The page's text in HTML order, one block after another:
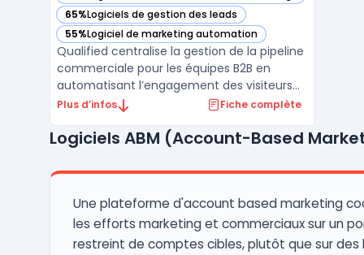
65%Logiciels de gestion des leads
— voir Qualified dans cette catégorie
55%Logiciel de marketing automation
— voir Qualified dans cette catégorie
Qualified centralise la gestion de la pipeline
commerciale pour les équipes B2B en
automatisant l’engagement des visiteurs
sur site web. La plateforme répond au défi
opportunités concrètes pour les équipes de
nativ ...
Plus d’infos Fiche complète
Logiciels ABM (Account-Based
Une plateforme d'account based marketing
les efforts marketing et commerciaux sur un
restreint de comptes cibles, plutôt que sur des